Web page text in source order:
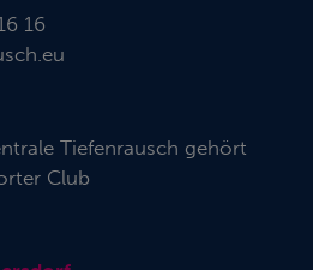
16
Tiefenrausch gehört
Club